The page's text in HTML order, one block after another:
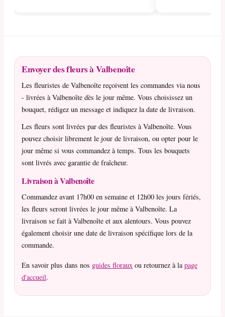
Envoyer des fleurs à Valbenoîte
Les fleuristes de Valbenoîte reçoivent les commandes via nous
- livrées à Valbenoîte dès le jour même. Vous choisissez un
bouquet, rédigez un message et indiquez la date de livraison.
Les fleurs sont livrées par des fleuristes à Valbenoîte. Vous
pouvez choisir librement le jour de livraison, ou opter pour le
jour même si vous commandez à temps. Tous les bouquets
sont livrés avec garantie de fraîcheur.
Livraison à Valbenoîte
Commandez avant 17h00 en semaine et 12h00 les jours fériés,
les fleurs seront livrées le jour même à Valbenoîte. La
livraison se fait à Valbenoîte et aux alentours. Vous pouvez
également choisir une date de livraison spécifique lors de la
commande.
En savoir plus dans nos guides floraux ou retournez à lapage
d'accueil.